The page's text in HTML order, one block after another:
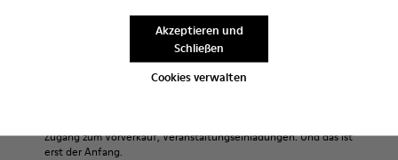
Cookies verwalten
Akzeptieren und
Schließen
hochwertigen Materialien hergestellt. Mit den richtigen
Schuhpflegeprodukten halten sie länger.
Ausführliche Pflegehinweise finden Sie in unserer
Sale: Jetzt zusätzlich 10% Nachlass
Zugang zum Vorverkauf, Veranstaltungseinladungen. Und das ist
erst der Anfang.